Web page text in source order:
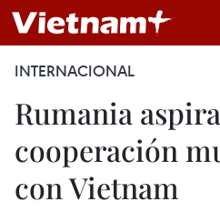
INTERNACIONAL
Rumania
cooperación
con Vietnam